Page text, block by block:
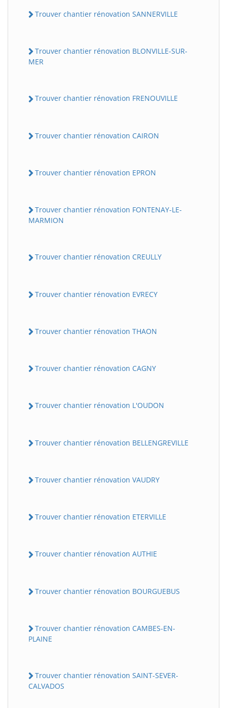
Trouver chantier rénovation SANNERVILLE
Trouver chantier rénovation BLONVILLE-SUR-
MER
Trouver chantier rénovation FRENOUVILLE
Trouver chantier rénovation CAIRON
Trouver chantier rénovation EPRON
Trouver chantier rénovation FONTENAY-LE-
MARMION
Trouver chantier rénovation CREULLY
Trouver chantier rénovation EVRECY
Trouver chantier rénovation THAON
Trouver chantier rénovation CAGNY
Trouver chantier rénovation L'OUDON
Trouver chantier rénovation BELLENGREVILLE
Trouver chantier rénovation VAUDRY
Trouver chantier rénovation ETERVILLE
Trouver chantier rénovation AUTHIE
Trouver chantier rénovation BOURGUEBUS
Trouver chantier rénovation CAMBES-EN-
PLAINE
Trouver chantier rénovation SAINT-SEVER-
CALVADOS